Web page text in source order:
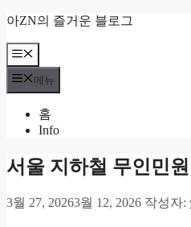
컨
츠
로
아ZN의 즐거운 블로그
메
뉴
메뉴
홈
Info
서울 지하철 무인민
3월 27, 20263월 12, 2026 작성자: